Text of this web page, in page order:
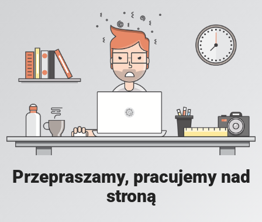
Przepraszamy, pracujemy nad
stroną